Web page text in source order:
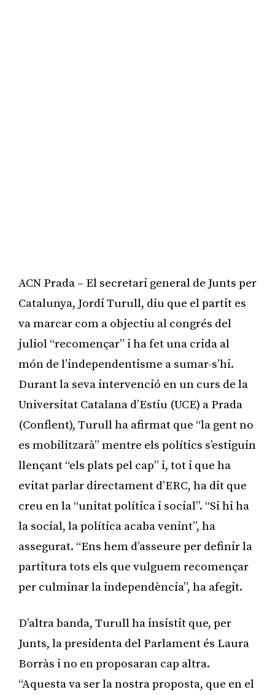
ACN Prada – El secretari general de Junts per
Catalunya, Jordi Turull, diu que el partit es
va marcar com a objectiu al congrés del
juliol “recomençar” i ha fet una crida al
món de l’independentisme a sumar-s’hi.
Durant la seva intervenció en un curs de la
Universitat Catalana d’Estiu (UCE) a Prada
(Conflent), Turull ha afirmat que “la gent no
es mobilitzarà” mentre els polítics s’estiguin
llençant “els plats pel cap” i, tot i que ha
evitat parlar directament d’ERC, ha dit que
creu en la “unitat política i social”. “Si hi ha
la social, la política acaba venint”, ha
assegurat. “Ens hem d’asseure per definir la
partitura tots els que vulguem recomençar
per culminar la independència”, ha afegit.
D’altra banda, Turull ha insistit que, per
Junts, la presidenta del Parlament és Laura
Borràs i no en proposaran cap altra.
“Aquesta va ser la nostra proposta, que en el